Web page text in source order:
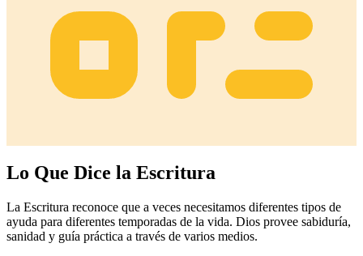
Lo Que Dice la Escritura
La Escritura reconoce que a veces necesitamos diferentes tipos de
ayuda para diferentes temporadas de la vida. Dios provee sabiduría,
sanidad y guía práctica a través de varios medios.